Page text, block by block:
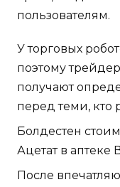
пользователям.
У торговых
поэтому
получают
перед теми, кто
Болдестен
Ацетат в
После